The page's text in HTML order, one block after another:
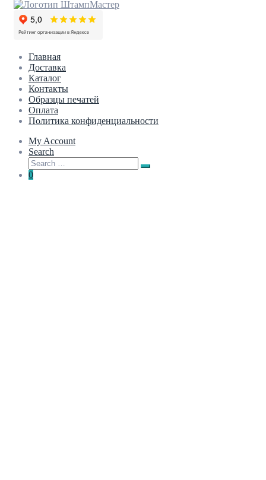
Главная
Доставка
Каталог
Контакты
Образцы печатей
Оплата
Политика конфиденциальности
My Account
Search
Search
for:
Search
0